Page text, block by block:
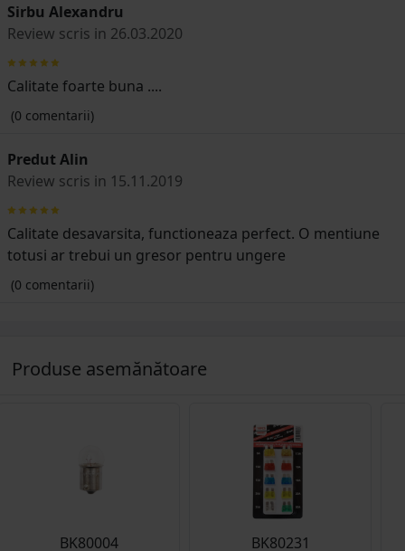
Sirbu Alexandru
Review scris in 26.03.2020
Calitate foarte buna ....
(0 comentarii)
Predut Alin
Review scris in 15.11.2019
Calitate desavarsita, functioneaza perfect. O mentiune
totusi ar trebui un gresor pentru ungere
(0 comentarii)
Produse asemănătoare
BK80004 BK80231